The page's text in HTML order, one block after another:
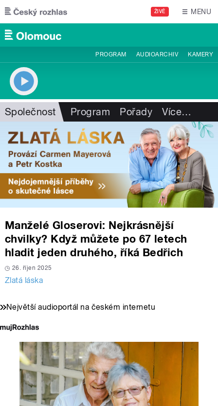
Přejít k hlavnímu obsahu
ŽIVĚ MENU
PROGRAM AUDIOARCHIV KAMERY
Společnost Program Pořady Více…
Manželé Gloserovi: Nejkrásnější
chvilky? Když můžete po 67 letech
hladit jeden druhého, říká Bedřich
26. říjen 2025
Zlatá láska
Největší audioportál na českém internetu